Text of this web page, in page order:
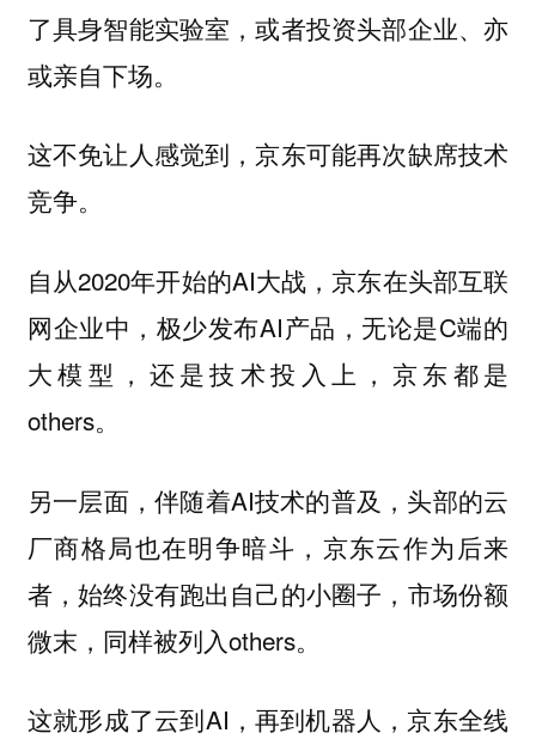
了具身智能实验室，或者投资头部企业、亦
或亲自下场。
这不免让人感觉到，京东可能再次缺席技术
竞争。
自从2020年开始的AI大战，京东在头部互联
网企业中，极少发布AI产品，无论是C端的
大模型，还是技术投入上，京东都是
others。
另一层面，伴随着AI技术的普及，头部的云
厂商格局也在明争暗斗，京东云作为后来
者，始终没有跑出自己的小圈子，市场份额
微末，同样被列入others。
这就形成了云到AI，再到机器人，京东全线